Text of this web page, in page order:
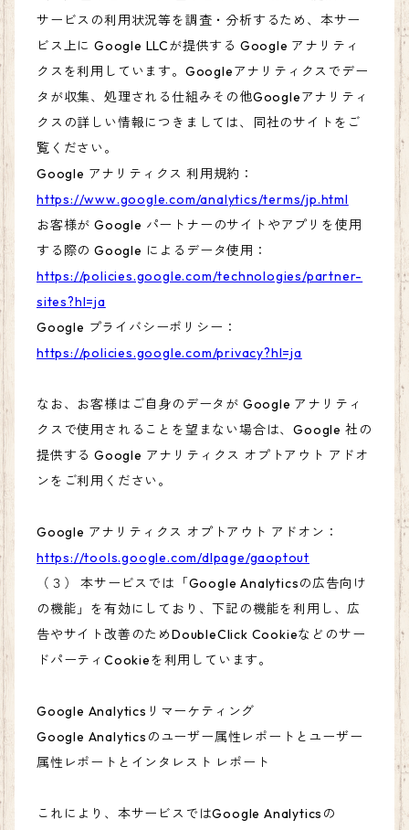
サービスの利用状況等を調査・分析するため、本サー
ビス上に Google LLCが提供する Google アナリティ
クスを利用しています。Googleアナリティクスでデー
タが収集、処理される仕組みその他Googleアナリティ
クスの詳しい情報につきましては、同社のサイトをご
覧ください。
Google アナリティクス 利用規約：
https://www.google.com/analytics/terms/jp.html
お客様が Google パートナーのサイトやアプリを使用
する際の Google によるデータ使用：
https://policies.google.com/technologies/partner-
sites?hl=ja
Google プライバシーポリシー：
https://policies.google.com/privacy?hl=ja
なお、お客様はご自身のデータが Google アナリティ
クスで使用されることを望まない場合は、Google 社の
提供する Google アナリティクス オプトアウト アドオ
ンをご利用ください。
Google アナリティクス オプトアウト アドオン：
https://tools.google.com/dlpage/gaoptout
（３） 本サービスでは「Google Analyticsの広告向け
の機能」を有効にしており、下記の機能を利用し、広
告やサイト改善のためDoubleClick Cookieなどのサー
ドパーティCookieを利用しています。
Google Analyticsリマーケティング
Google Analyticsのユーザー属性レポートとユーザー
属性レポートとインタレスト レポート
これにより、本サービスではGoogle Analyticsの